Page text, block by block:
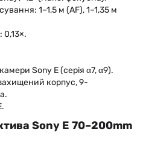
1–1,5 м (AF), 1–1,35 м
Sony E (серія α7, α9).
корпус, 9-
Sony E 70–200mm